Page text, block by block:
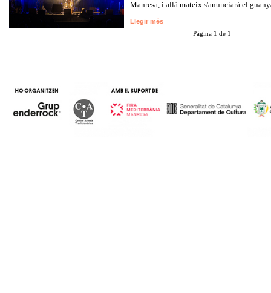
Manresa, i allà mateix s'anunciarà el
Llegir més
Pàgina 1 de 1